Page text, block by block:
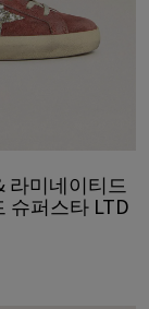
라미네이티드
슈퍼스타 LTD